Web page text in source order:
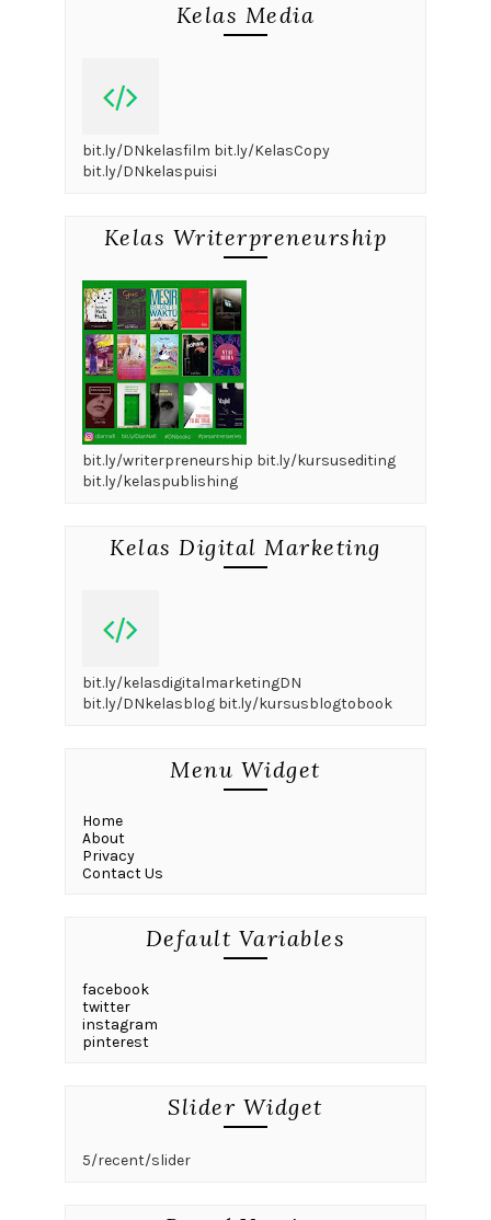
Kelas Media
bit.ly/DNkelasfilm bit.ly/KelasCopy
bit.ly/DNkelaspuisi
Kelas Writerpreneurship
bit.ly/writerpreneurship bit.ly/kursusediting
bit.ly/kelaspublishing
Kelas Digital Marketing
bit.ly/kelasdigitalmarketingDN
bit.ly/DNkelasblog bit.ly/kursusblogtobook
Menu Widget
Home
About
Privacy
Contact Us
Default Variables
facebook
twitter
instagram
pinterest
Slider Widget
5/recent/slider